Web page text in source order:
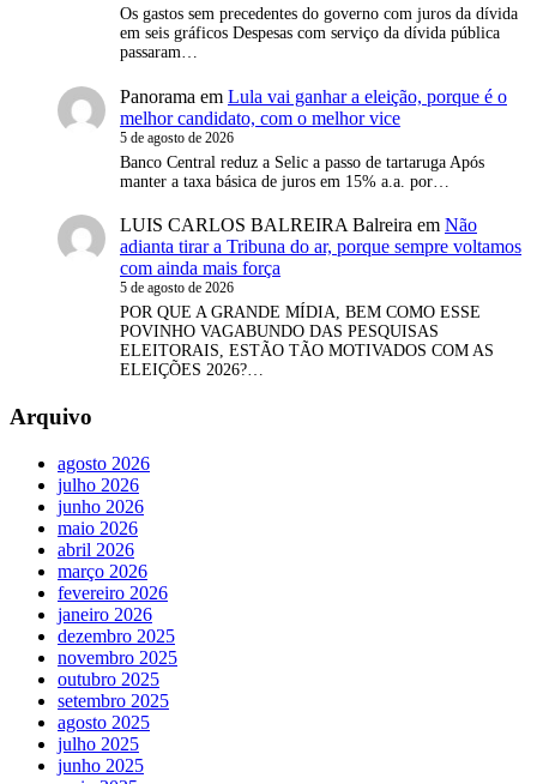
Os gastos sem precedentes do governo com juros da dívida
em seis gráficos Despesas com serviço da dívida pública
passaram…
Panorama em Lula vai ganhar a eleição, porque é o
melhor candidato, com o melhor vice
5 de agosto de 2026
Banco Central reduz a Selic a passo de tartaruga Após
manter a taxa básica de juros em 15% a.a. por…
LUIS CARLOS BALREIRA Balreira em Não
adianta tirar a Tribuna do ar, porque sempre voltamos
com ainda mais força
5 de agosto de 2026
POR QUE A GRANDE MÍDIA, BEM COMO ESSE
POVINHO VAGABUNDO DAS PESQUISAS
ELEITORAIS, ESTÃO TÃO MOTIVADOS COM AS
ELEIÇÕES 2026?…
Arquivo
agosto 2026
julho 2026
junho 2026
maio 2026
abril 2026
março 2026
fevereiro 2026
janeiro 2026
dezembro 2025
novembro 2025
outubro 2025
setembro 2025
agosto 2025
julho 2025
junho 2025